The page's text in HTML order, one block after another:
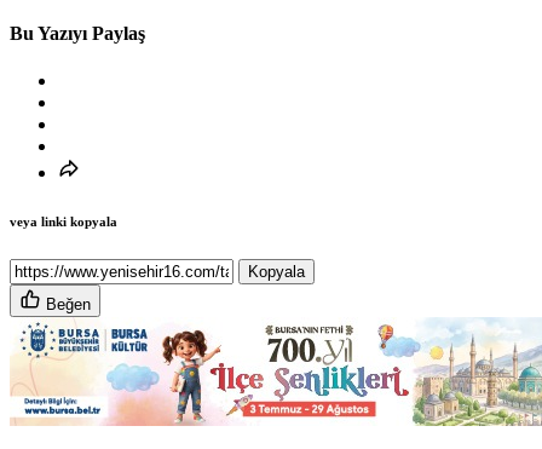
Bu Yazıyı Paylaş
veya linki kopyala
Kopyala
Beğen